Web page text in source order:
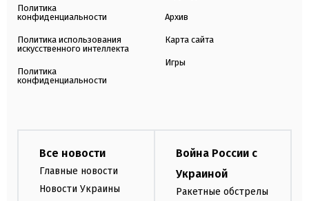
Политика
конфиденциальности
Политика использования
искусственного интеллекта
Политика
конфиденциальности
Архив
Карта сайта
Игры
Все новости
Главные новости
Новости Украины
Война России с
Украиной
Ракетные обстрелы